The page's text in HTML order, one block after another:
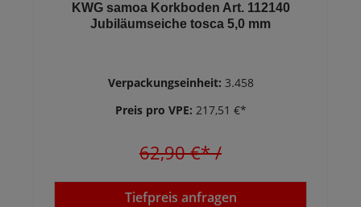
KWG samoa Korkboden Art. 112140
Jubiläumseiche tosca 5,0 mm
Verpackungseinheit: 3.458
Preis pro VPE: 217,51 €*
62,90 €*/
Tiefpreis anfragen